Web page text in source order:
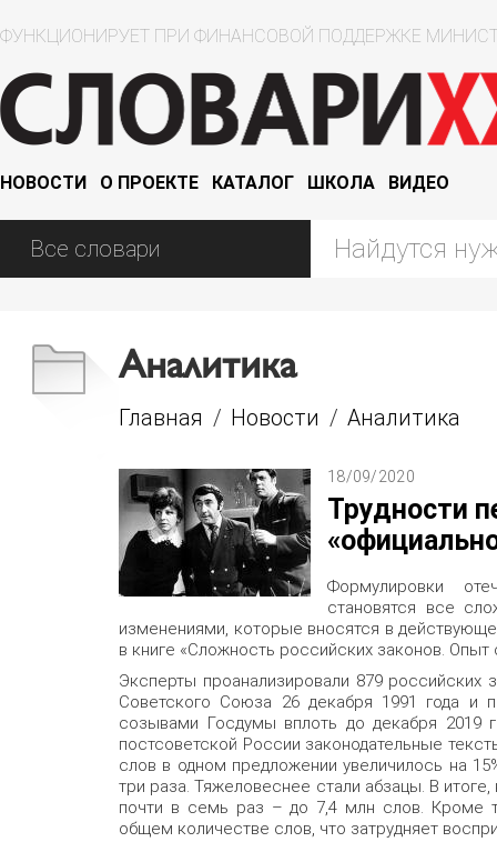
ФУНКЦИОНИРУЕТ ПРИ ФИНАНСОВОЙ ПОДДЕРЖКЕ
НОВОСТИ О ПРОЕКТЕ КАТАЛОГ ШКОЛА ВИДЕО
Аналитика
Главная / Новости / Аналитика
18/09/2020
Трудности
Формулировки
становятся все
изменениями, которые вносятся в
в книге «Сложность российских законов. Опыт
Эксперты проанализировали 879 российских
Советского Союза 26 декабря 1991 года
созывами Госдумы вплоть до декабря 2019
постсоветской России законодательные
слов в одном предложении увеличилось на
три раза. Тяжеловеснее стали абзацы. В
почти в семь раз – до 7,4 млн слов. Кроме
общем количестве слов, что затрудняет